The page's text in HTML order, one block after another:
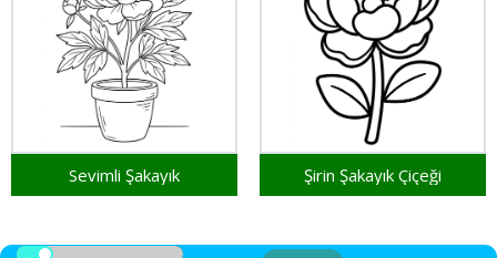
Sevimli Şakayık Şirin Şakayık Çiçeği